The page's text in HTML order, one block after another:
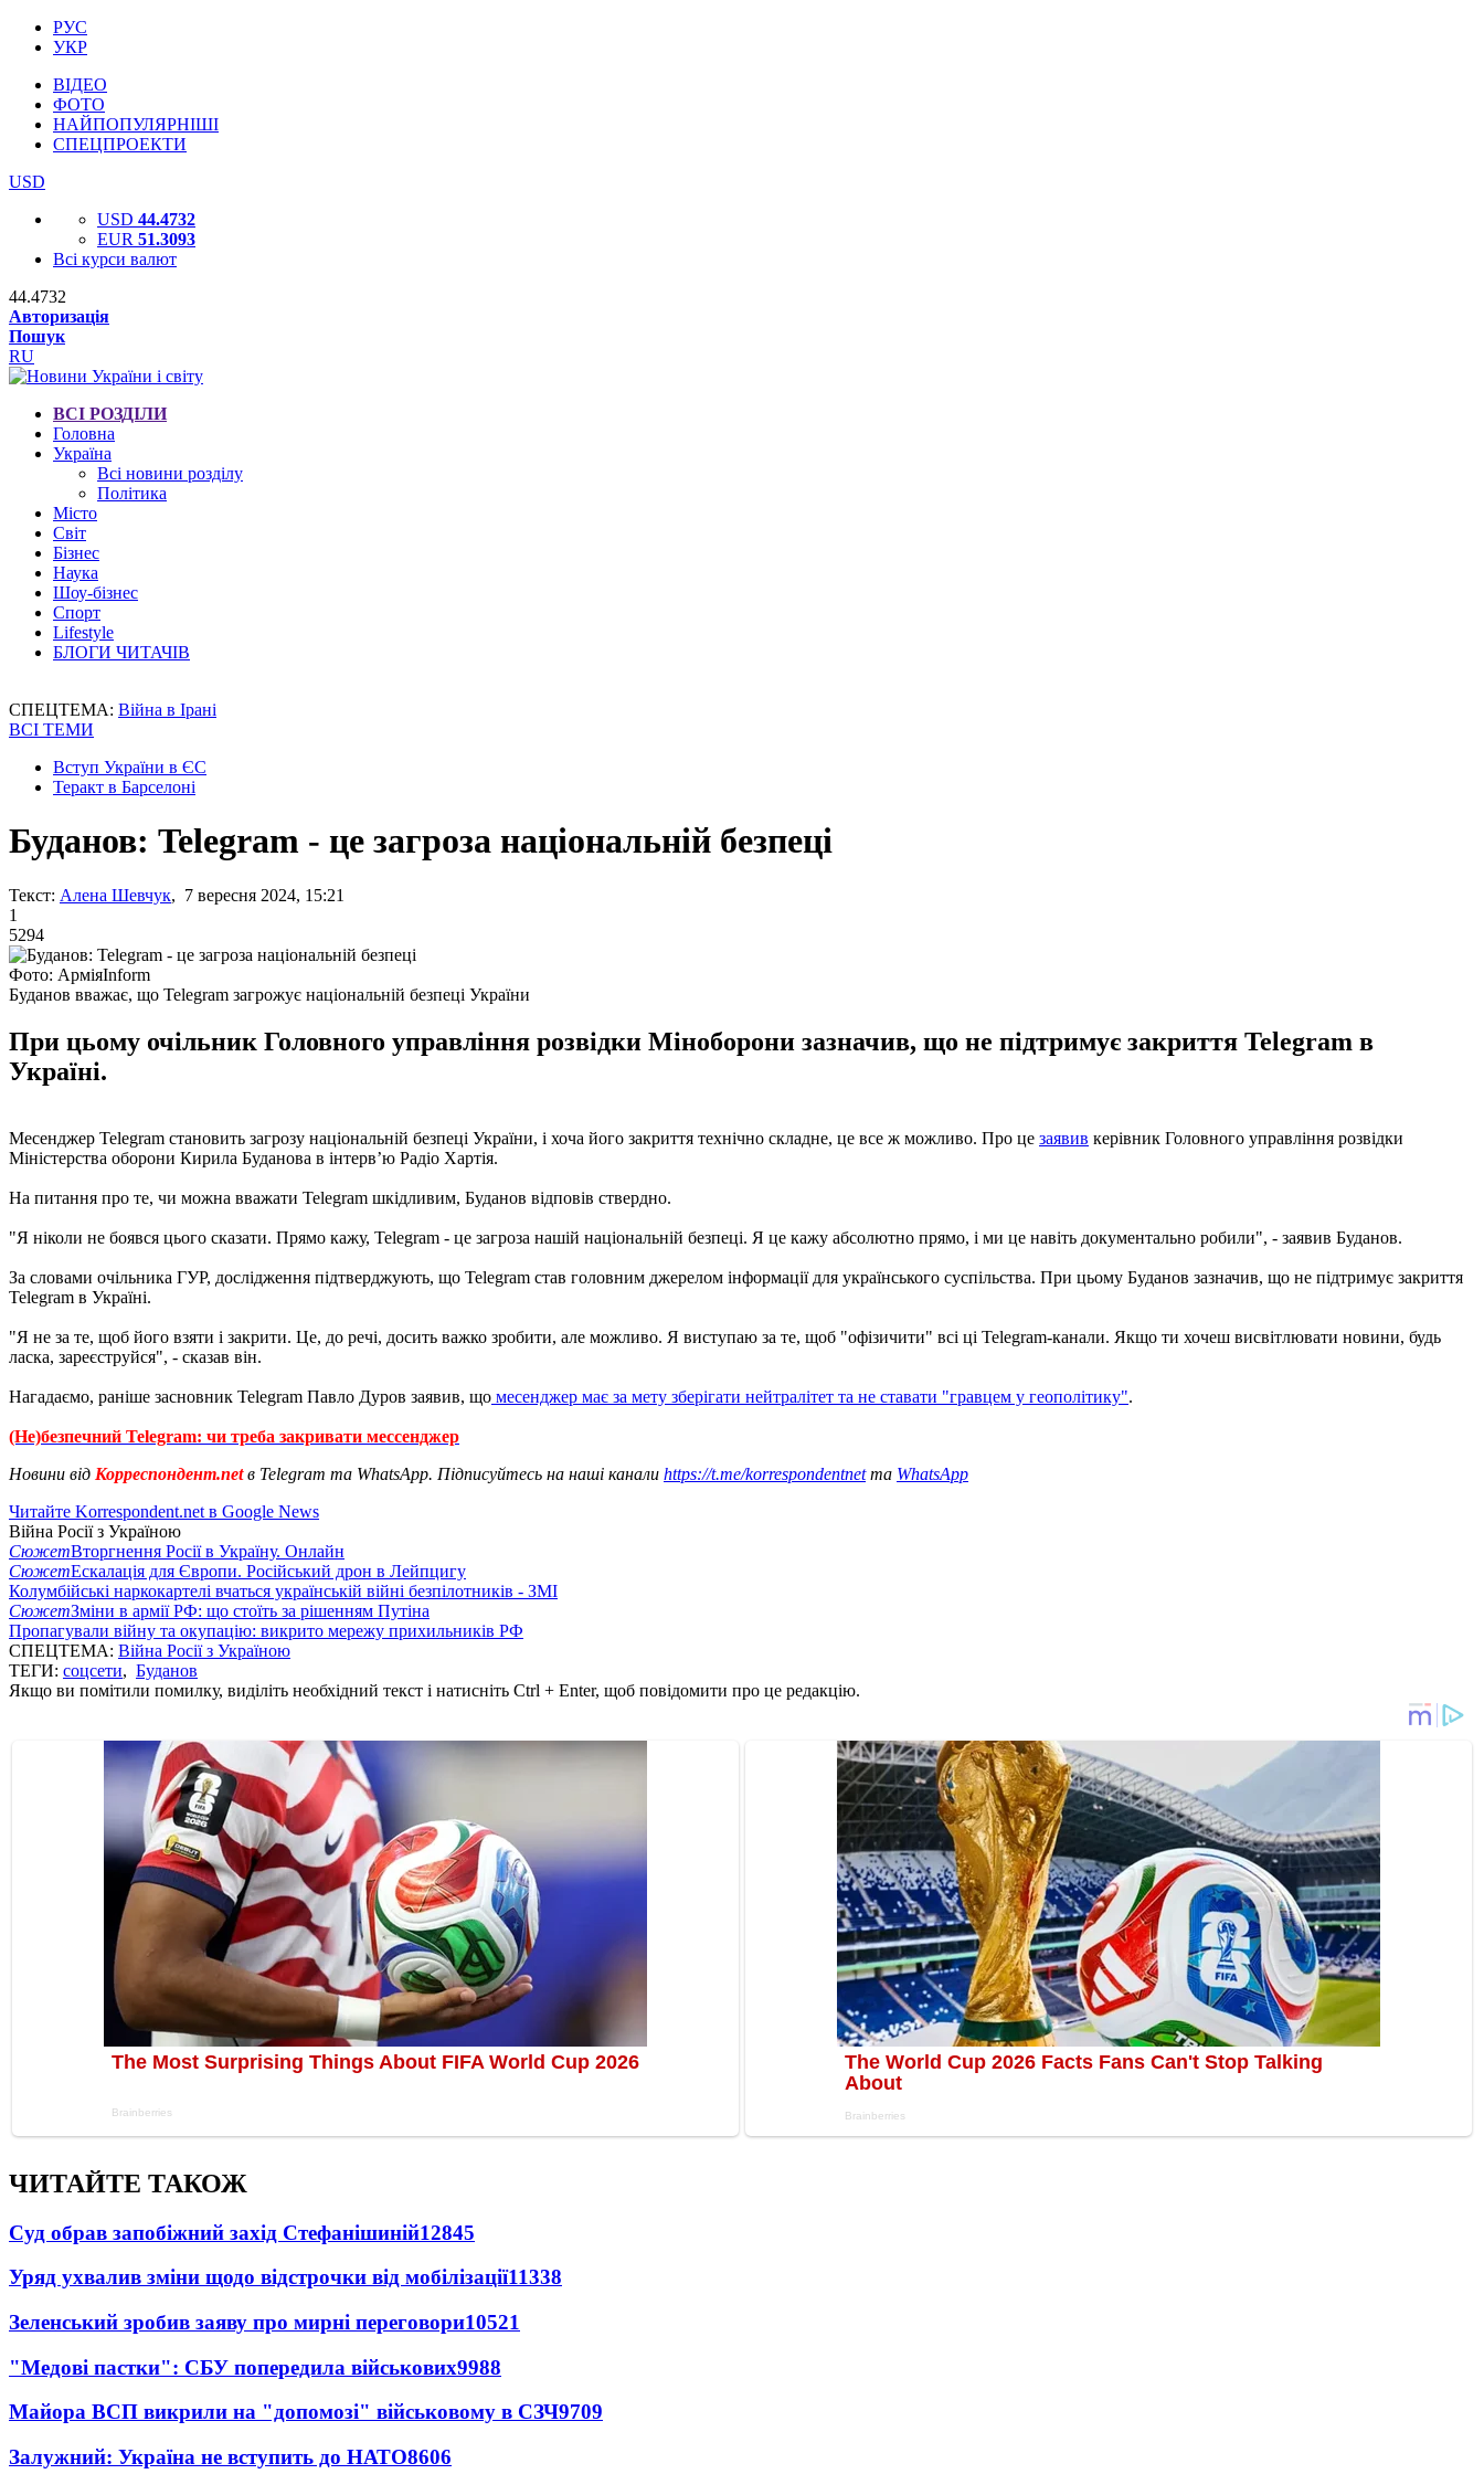
РУС
УКР
ВІДЕО
ФОТО
НАЙПОПУЛЯРНІШІ
СПЕЦПРОЕКТИ
USD
USD 44.4732
EUR 51.3093
Всі курси валют
44.4732
Авторизація
Пошук
RU
ВСІ РОЗДІЛИ
Головна
Україна
Всі новини розділу
Політика
Місто
Світ
Бізнес
Наука
Шоу-бізнес
Спорт
Lifestyle
БЛОГИ ЧИТАЧІВ
СПЕЦТЕМА: Війна в Ірані
ВСІ ТЕМИ
Вступ України в ЄС
Теракт в Барселоні
Буданов: Telegram - це загроза національній безпеці
Текст: Алена Шевчук, 7 вересня 2024, 15:21
1
5294
Фото: АрміяІnform
Буданов вважає, що Telegram загрожує національній безпеці України
При цьому очільник Головного управління розвідки Міноборони зазначив, що не підтримує закриття Telegram в
Україні.
Месенджер Telegram становить загрозу національній безпеці України, і хоча його закриття технічно складне, це все ж можливо. Про це заявив керівник Головного управління розвідки
Міністерства оборони Кирила Буданова в інтерв’ю Радіо Хартія.
На питання про те, чи можна вважати Telegram шкідливим, Буданов відповів ствердно.
"Я ніколи не боявся цього сказати. Прямо кажу, Telegram - це загроза нашій національній безпеці. Я це кажу абсолютно прямо, і ми це навіть документально робили", - заявив Буданов.
За словами очільника ГУР, дослідження підтверджують, що Telegram став головним джерелом інформації для українського суспільства. При цьому Буданов зазначив, що не підтримує закриття
Telegram в Україні.
"Я не за те, щоб його взяти і закрити. Це, до речі, досить важко зробити, але можливо. Я виступаю за те, щоб "офізичити" всі ці Telegram-канали. Якщо ти хочеш висвітлювати новини, будь
ласка, зареєструйся", - сказав він.
Нагадаємо, раніше засновник Telegram Павло Дуров заявив, що месенджер має за мету зберігати нейтралітет та не ставати "гравцем у геополітику".
(Не)безпечний Telegram: чи треба закривати мессенджер
Новини від Корреспондент.netв Telegram та WhatsApp. Підписуйтесь на наші канали https://t.me/korrespondentnetта WhatsApp
Читайте Korrespondent.net в Google News
Війна Росії з Україною
СюжетВторгнення Росії в Україну. Онлайн
СюжетЕскалація для Європи. Російський дрон в Лейпцигу
Колумбійські наркокартелі вчаться українській війні безпілотників - ЗМІ
СюжетЗміни в армії РФ: що стоїть за рішенням Путіна
Пропагували війну та окупацію: викрито мережу прихильників РФ
СПЕЦТЕМА: Війна Росії з Україною
ТЕГИ: соцсети, Буданов
Якщо ви помітили помилку, виділіть необхідний текст і натисніть Ctrl + Enter, щоб повідомити про це редакцію.
ЧИТАЙТЕ ТАКОЖ
Суд обрав запобіжний захід Стефанішиній12845
Уряд ухвалив зміни щодо відстрочки від мобілізації11338
Зеленський зробив заяву про мирні переговори10521
"Медові пастки": СБУ попередила військових9988
Майора ВСП викрили на "допомозі" військовому в СЗЧ9709
Залужний: Україна не вступить до НАТО8606